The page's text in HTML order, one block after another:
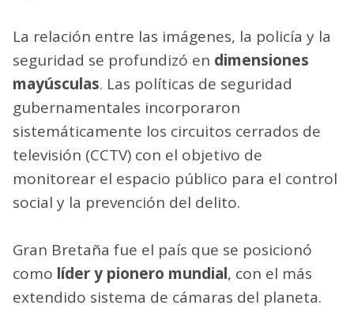
La relación entre las imágenes, la policía y la
seguridad se profundizó en dimensiones
mayúsculas. Las políticas de seguridad
gubernamentales incorporaron
sistemáticamente los circuitos cerrados de
televisión (CCTV) con el objetivo de
monitorear el espacio público para el control
social y la prevención del delito.
Gran Bretaña fue el país que se posicionó
como líder y pionero mundial, con el más
extendido sistema de cámaras del planeta.